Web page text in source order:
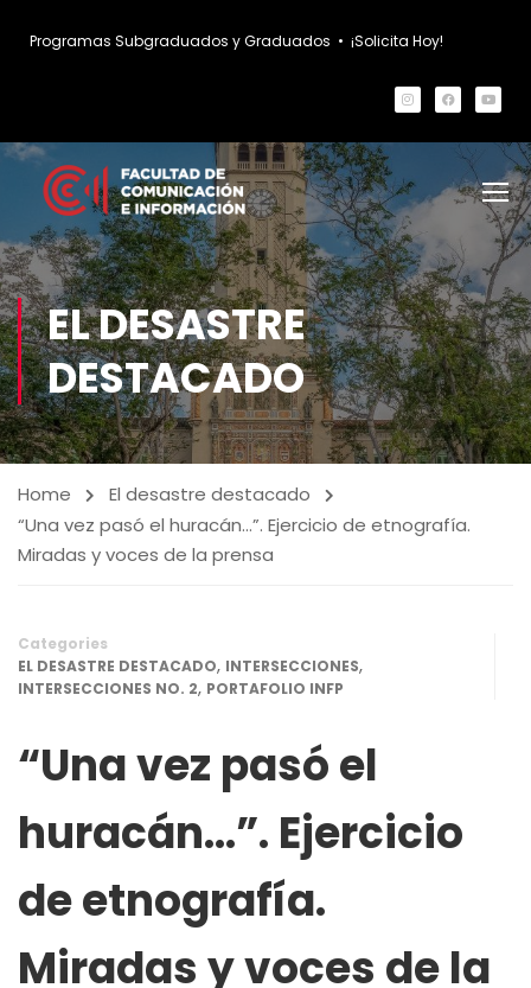
Programas Subgraduados y Graduados • ¡Solicita Hoy!
EL DESASTRE
DESTACADO
Home
El desastre destacado
“Una vez pasó el huracán…”. Ejercicio de etnografía.
Miradas y voces de la prensa
Categories
EL DESASTRE DESTACADO, INTERSECCIONES,
INTERSECCIONES NO. 2, PORTAFOLIO INFP
“Una vez pasó el
huracán…”. Ejercicio
de etnografía.
Miradas y voces de la